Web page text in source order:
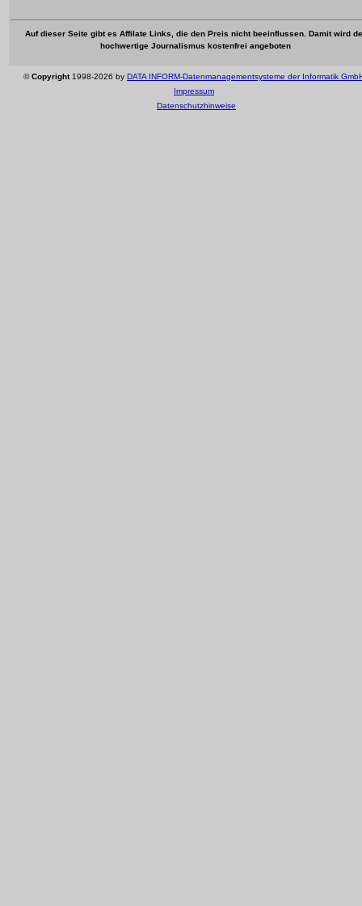
Auf dieser Seite gibt es Affilate Links, die den Preis nicht beeinflussen. Damit wird
hochwertige Journalismus kostenfrei angeboten
©Copyright1998-2026 by DATA INFORM-Datenmanagementsysteme der Informatik
Impressum
Datenschutzhinweise